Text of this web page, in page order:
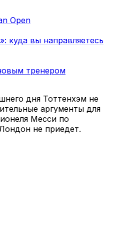
Open
куда вы направляетесь
тренером
дня Тоттенхэм не
аргументы для
Месси по
не приедет.